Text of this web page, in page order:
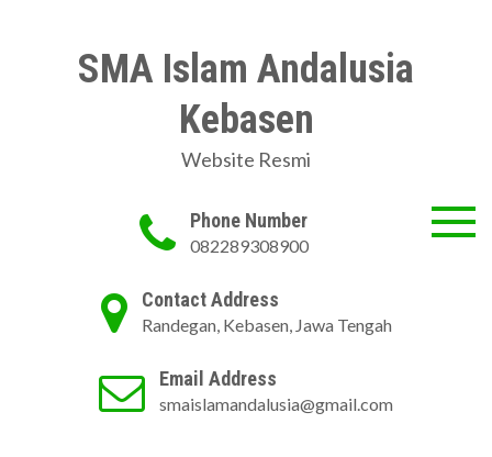
SMA Islam Andalusia
Kebasen
Website Resmi
Phone Number
082289308900
Contact Address
Randegan, Kebasen, Jawa Tengah
Email Address
smaislamandalusia@gmail.com
Survey Angket Mapel